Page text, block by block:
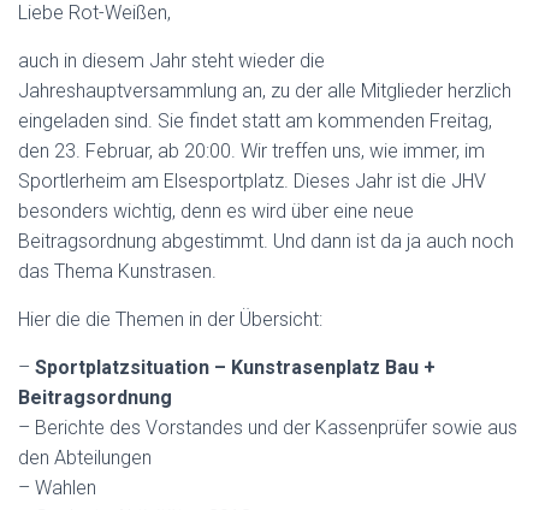
Liebe Rot-Weißen,
auch in diesem Jahr steht wieder die
Jahreshauptversammlung an, zu der alle Mitglieder herzlich
eingeladen sind. Sie findet statt am kommenden Freitag,
den 23. Februar, ab 20:00. Wir treffen uns, wie immer, im
Sportlerheim am Elsesportplatz. Dieses Jahr ist die JHV
besonders wichtig, denn es wird über eine neue
Beitragsordnung abgestimmt. Und dann ist da ja auch noch
das Thema Kunstrasen.
Hier die die Themen in der Übersicht:
– Sportplatzsituation – Kunstrasenplatz Bau +
Beitragsordnung
– Berichte des Vorstandes und der Kassenprüfer sowie aus
den Abteilungen
– Wahlen